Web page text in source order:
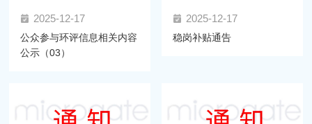
2025-12-17
公众参与环评信息相关内容
公示（03）
2025-12-17
稳岗补贴通告